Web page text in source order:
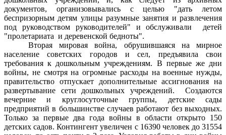
документов, организовывались с целью "дать летом
беспризорным детям улицы разумные занятия и развлечения
под руководством руководителей" и обслуживали
детей
"пролетариата и деревенской бедноты".
Вторая мировая война, обрушившаяся на мирное
население советских городов и сел, предъявила свои
требования к дошкольным учреждениям. В первые же дни
войны, не смотря на огромные расходы на военные нужды,
правительство отпускает дополнительные ассигнования на
развертывание сети дошкольных учреждений.
Создаются
вечерние и круглосуточные группы, детские сады
предприятий в большинстве случаев работают без выходных.
Только за первые два года войны в области открыто 150
детских садов. Контингент увеличен с 16390 человек до 31554